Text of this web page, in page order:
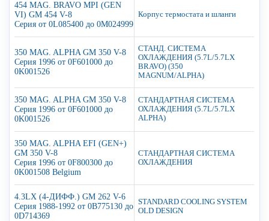
454 MAG. BRAVO MPI (GEN
VI) GM 454 V-8
Серия от 0L085400 до 0M024999
Корпус термостата и шланги
350 MAG. ALPHA GM 350 V-8
Серия 1996 от 0F601000 до
0K001526
СТАНД. СИСТЕМА
ОХЛАЖДЕНИЯ (5.7L/5.7LX
BRAVO) (350
MAGNUM/ALPHA)
350 MAG. ALPHA GM 350 V-8
Серия 1996 от 0F601000 до
0K001526
СТАНДАРТНАЯ СИСТЕМА
ОХЛАЖДЕНИЯ (5.7L/5.7LX
ALPHA)
350 MAG. ALPHA EFI (GEN+)
GM 350 V-8
Серия 1996 от 0F800300 до
0K001508 Belgium
СТАНДАРТНАЯ СИСТЕМА
ОХЛАЖДЕНИЯ
4.3LX (4-ДИФФ.) GM 262 V-6
Серия 1988-1992 от 0B775130 до
0D714369
STANDARD COOLING SYSTEM
OLD DESIGN